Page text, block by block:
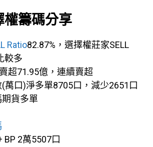
權籌碼分享
Ratio82.87%，選擇權莊家SELL
較多
超71.95億，連續賣超
萬口)淨多單8705口，減少2651口
貨多單
BP 2萬5507口